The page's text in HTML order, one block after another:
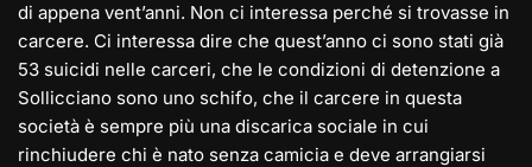
di appena vent’anni. Non ci interessa perché si trovasse in
carcere. Ci interessa dire che quest’anno ci sono stati già
53 suicidi nelle carceri, che le condizioni di detenzione a
Sollicciano sono uno schifo, che il carcere in questa
società è sempre più una discarica sociale in cui
rinchiudere chi è nato senza camicia e deve arrangiarsi